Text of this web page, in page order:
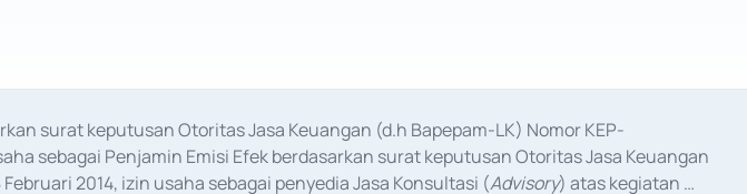
surat keputusan Otoritas Jasa Keuangan (d.h Bapepam-LK) Nomor KEP-
sebagai Penjamin Emisi Efek berdasarkan surat keputusan Otoritas Jasa Keuangan
2014, izin usaha sebagai penyedia Jasa Konsultasi (Advisory) atas kegiatan